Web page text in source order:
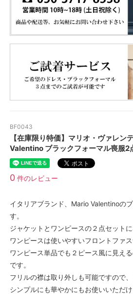
BF0043
【在庫限り特価】マリオ・ヴァレン
Valentino ブラックフォーマル喪服
0 件のレビュー
イタリアブランド、Mario Valentinoの
す。
ジャケットとワンピースの２点セットに
ワンピースは使いやすいフロントファス
ワンピース単品でも２ピース風に見え
です。
フリルの襟は取り外しも可能ですので
シンプルにも華やかにもお使いいただけ